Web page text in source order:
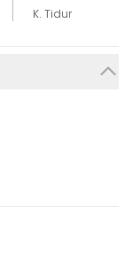
K. Tidur